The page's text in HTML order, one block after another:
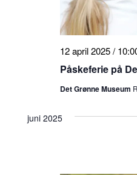
Påskeferie på
12 april 2025 /
Det Grønne Museum
juni 2025